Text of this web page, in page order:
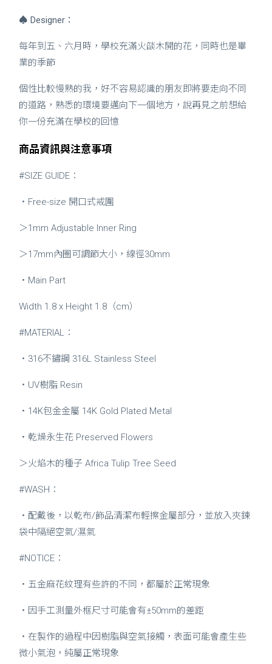
♠ Designer：
每年到五、六月時，學校充滿火燄木開的花，同時也是畢
業的季節
個性比較慢熟的我，好不容易認識的朋友即將要走向不同
的道路，熟悉的環境要邁向下一個地方，說再見之前想給
你一份充滿在學校的回憶
商品資訊與注意事項
#SIZE GUIDE：
・Free-size 開口式戒圍
＞1mm Adjustable Inner Ring
＞17mm內圈可調節大小，線徑30mm
・Main Part
Width 1.8 x Height 1.8（cm）
#MATERIAL：
・316不鏽鋼 316L Stainless Steel
・UV樹脂 Resin
・14K包金金屬 14K Gold Plated Metal
・乾燥永生花 Preserved Flowers
＞ 火焰木的種子 Africa Tulip Tree Seed
#WASH：
・配戴後，以乾布/飾品清潔布輕擦金屬部分，並放入夾鍊
袋中隔絕空氣/濕氣
#NOTICE：
・五金麻花紋理有些許的不同，都屬於正常現象
・因手工測量外框尺寸可能會有±50mm的差距
・在製作的過程中因樹脂與空氣接觸，表面可能會產生些
微小氣泡，純屬正常現象